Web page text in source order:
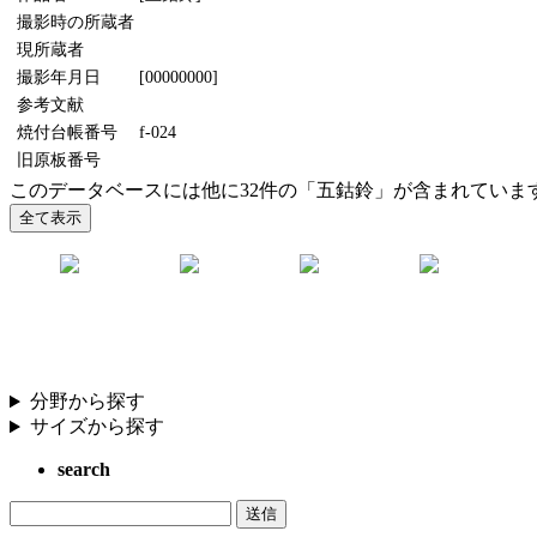
撮影時の所蔵者
現所蔵者
撮影年月日
[00000000]
参考文献
焼付台帳番号
f-024
旧原板番号
このデータベースには他に32件の「五鈷鈴」が含まれていま
分野から探す
サイズから探す
search